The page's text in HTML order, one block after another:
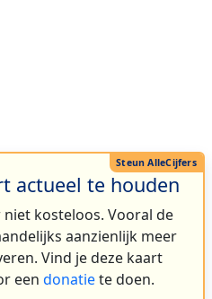
actueel te houden
kosteloos. Vooral de
aanzienlijk meer
Vind je deze kaart
een donatiete doen.